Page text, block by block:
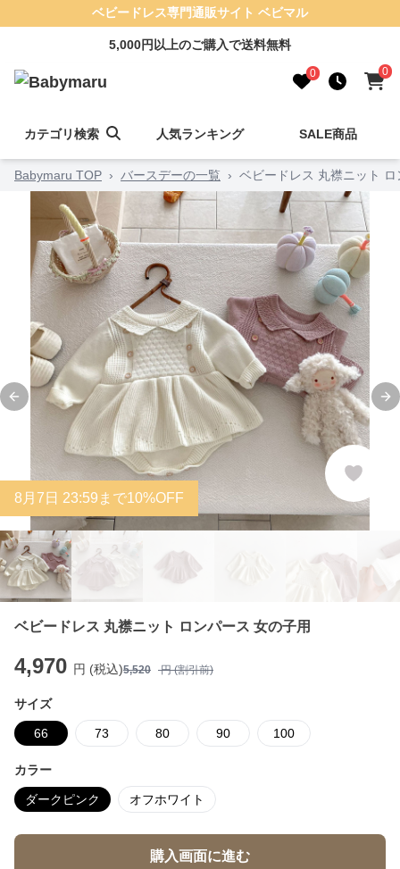
ベビードレス専門通販サイト ベビマル
5,000円以上のご購入で送料無料
0 0
カテゴリ検索 人気ランキング SALE商品
Babymaru TOP › バースデーの一覧 › ベビードレス 丸襟ニット
Previous slide
8 月 7 日 23:59まで10%OFF
ベビードレス 丸襟ニット ロンパース 女の子用
4,970 円 (税込)5,520 円 (割引前)
サイズ
66 73 80 90 100
カラー
ダークピンク オフホワイト
購入画面に進む